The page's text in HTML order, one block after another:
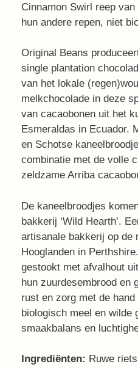
Cinnamon Swirl reep
hun andere repen, niet
Original Beans
single plantation
van het lokale
melkchocolade in deze
van cacaobonen uit het
Esmeraldas in Ecuador.
en Schotse
combinatie met de volle
zeldzame Arriba
De kaneelbroodjes
bakkerij ‘Wild Hearth’.
artisanale bakkerij op de
Hooglanden in
gestookt met afvalhout
hun zuurdesembrood en
rust en zorg met de
biologisch meel en wilde
smaakbalans en
Ingrediënten: Ruwe